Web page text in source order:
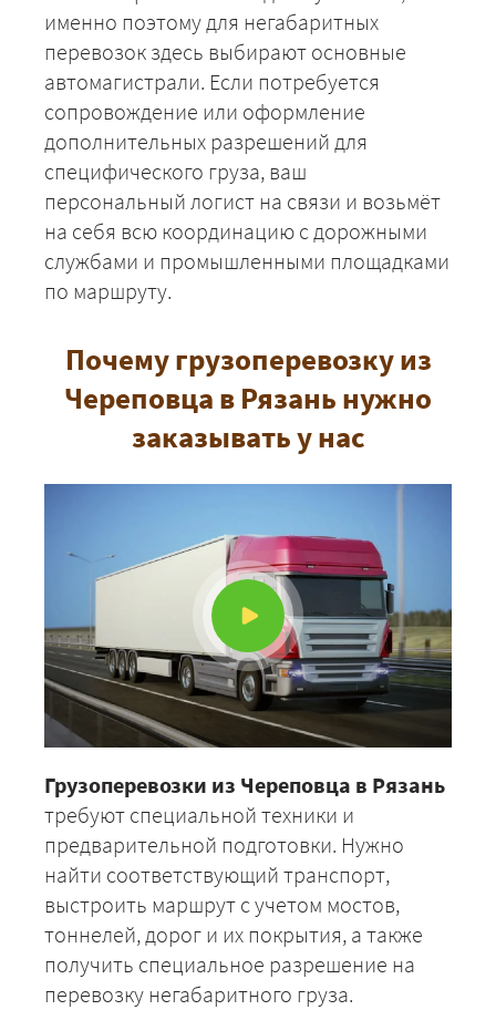
именно поэтому для негабаритных
перевозок здесь выбирают основные
автомагистрали. Если потребуется
сопровождение или оформление
дополнительных разрешений для
специфического груза, ваш
персональный логист на связи и возьмёт
на себя всю координацию с дорожными
службами и промышленными площадками
по маршруту.
Почему грузоперевозку из
Череповца в Рязань нужно
заказывать у нас
Грузоперевозки из Череповца в Рязань
требуют специальной техники и
предварительной подготовки. Нужно
найти соответствующий транспорт,
выстроить маршрут с учетом мостов,
тоннелей, дорог и их покрытия, а также
получить специальное разрешение на
перевозку негабаритного груза.
+7 (499) 520-05-23